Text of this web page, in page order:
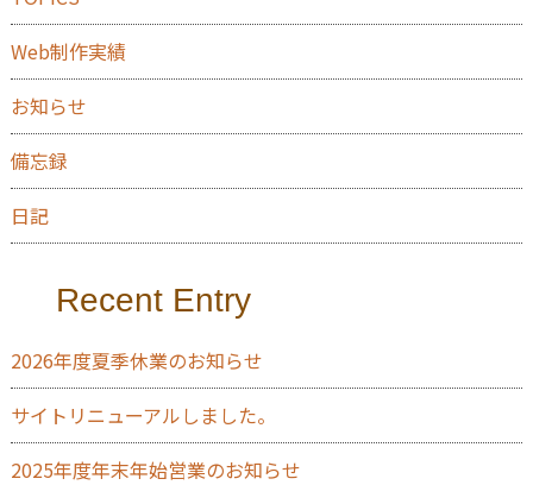
Web制作実績
お知らせ
備忘録
日記
Recent Entry
2026年度夏季休業のお知らせ
サイトリニューアルしました。
2025年度年末年始営業のお知らせ